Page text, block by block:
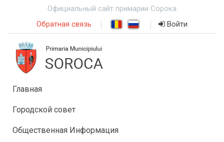
Официальный сайт примарии Сорока
Обратная связь
Войти
Главная
Городской совет
Общественная Информация